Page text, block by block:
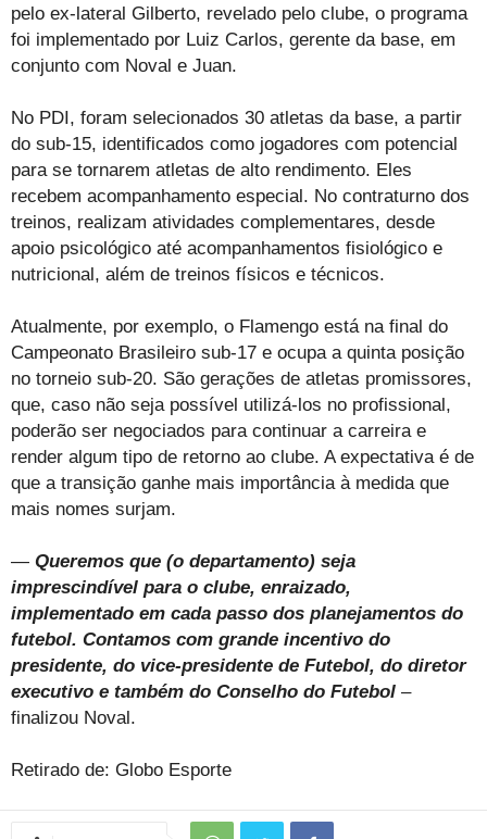
pelo ex-lateral Gilberto, revelado pelo clube, o programa
foi implementado por Luiz Carlos, gerente da base, em
conjunto com Noval e Juan.
No PDI, foram selecionados 30 atletas da base, a partir
do sub-15, identificados como jogadores com potencial
para se tornarem atletas de alto rendimento. Eles
recebem acompanhamento especial. No contraturno dos
treinos, realizam atividades complementares, desde
apoio psicológico até acompanhamentos fisiológico e
nutricional, além de treinos físicos e técnicos.
Atualmente, por exemplo, o Flamengo está na final do
Campeonato Brasileiro sub-17 e ocupa a quinta posição
no torneio sub-20. São gerações de atletas promissores,
que, caso não seja possível utilizá-los no profissional,
poderão ser negociados para continuar a carreira e
render algum tipo de retorno ao clube. A expectativa é de
que a transição ganhe mais importância à medida que
mais nomes surjam.
— Queremos que (o departamento) seja
imprescindível para o clube, enraizado,
implementado em cada passo dos planejamentos do
futebol. Contamos com grande incentivo do
presidente, do vice-presidente de Futebol, do diretor
executivo e também do Conselho do Futebol –
finalizou Noval.
Retirado de: Globo Esporte